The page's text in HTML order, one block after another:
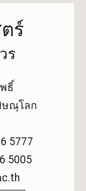
ร์
ร
ธิ์
ษณุโลก
5777
5005